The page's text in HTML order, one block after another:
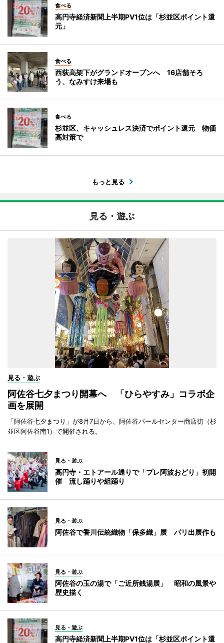
食べる
高円寺経済新聞上半期PV1位は「杉並区ポイント還
元」
食べる
西荻高架下がグランドオープンへ 16店舗そろ
う、なみすけ来場も
食べる
杉並区、キャッシュレス決済でポイント還元 物価
高対策で
もっと見る
見る・遊ぶ
見る・遊ぶ
阿佐谷七夕まつり開幕へ 「ひらやすみ」コラボ企
画を展開
「阿佐谷七夕まつり」が8月7日から、阿佐谷パールセンター商店街（杉
並区阿佐谷南1）で開催される。
見る・遊ぶ
高円寺・エトアール通りで「プレ阿波おどり」初開
催 流し踊りや組踊り
見る・遊ぶ
阿佐谷で香川伝統織物「保多織」展 パリ出展作も
見る・遊ぶ
阿佐谷の玉の湯で「ご近所銭湯展」 昭和の風景や
歴史描く
見る・遊ぶ
高円寺経済新聞上半期PV1位は「杉並区ポイント還